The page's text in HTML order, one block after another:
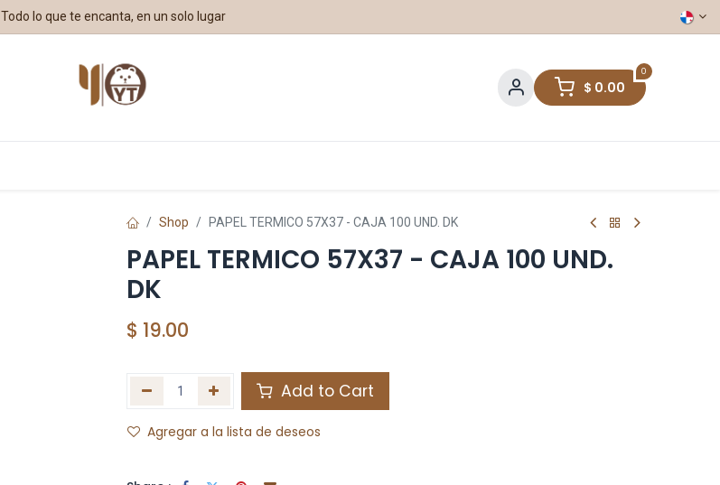
Todo lo que te encanta, en un solo lugar
0
$ 0.00
Shop PAPEL TERMICO 57X37 - CAJA 100 UND. DK
PAPEL TERMICO 57X37 - CAJA 100 UND.
DK
$ 19.00
Add to Cart
Agregar a la lista de deseos